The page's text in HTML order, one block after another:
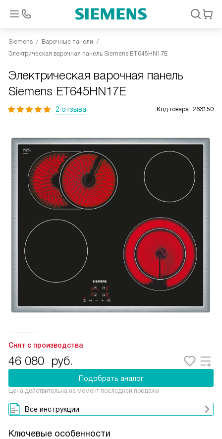
Siemens
Варочные панели
Электрическая варочная панель Siemens ET645HN17E
Электрическая варочная панель
Siemens ET645HN17E
2 отзыва Код товара: 263150
Снят с производства
46 080 руб.
Подобрать аналог
Цена действительна на момент последней продажи
Все инструкции
Ключевые особенности